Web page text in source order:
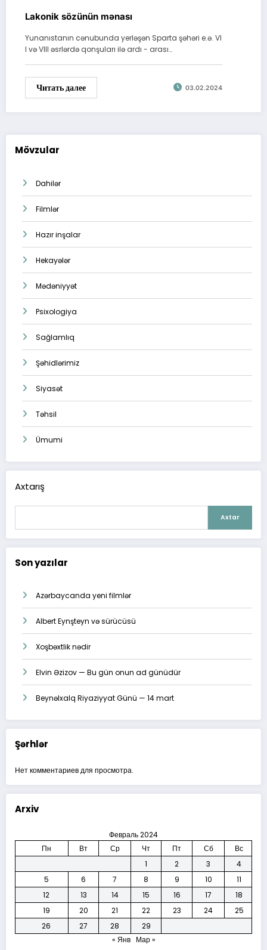
Lakonik sözünün mənası
Yunanıstanın cənubunda yerləşən Sparta şəhəri e.ə. VI
I və VIII əsrlərdə qonşuları ilə ardı - arası…
Читать далее 03.02.2024
Mövzular
Dahilər
Filmlər
Hazır inşalar
Hekayələr
Mədəniyyət
Psixologiya
Sağlamlıq
Şəhidlərimiz
Siyasət
Təhsil
Ümumi
Axtarış
Axtar
Son yazılar
Azərbaycanda yeni filmlər
Albert Eynşteyn və sürücüsü
Xoşbəxtlik nədir
Elvin Əzizov — Bu gün onun ad günüdür
Beynəlxalq Riyaziyyat Günü — 14 mart
Şərhlər
Нет комментариев для просмотра.
Arxiv
Февраль 2024
Пн
Вт Ср Чт Пт Сб
Вс
1
2 3
4
5
6 7 8 9 10
11
12
13 14 15 16 17
18
19
20 21 22 23 24
25
26
27 28
29
« Янв
Мар »